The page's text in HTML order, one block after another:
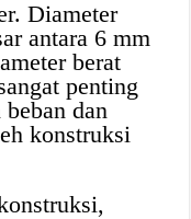
Diameter
antara 6 mm
berat
penting
dan
konstruksi